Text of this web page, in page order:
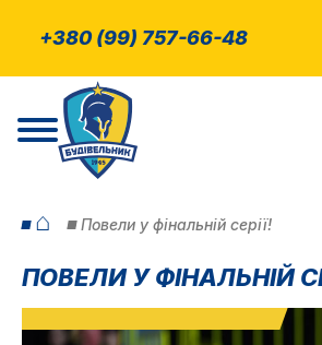
+380 (99) 757-66-48
⌂ Повели у фінальній серії!
ПОВЕЛИ У ФІНАЛЬНІЙ